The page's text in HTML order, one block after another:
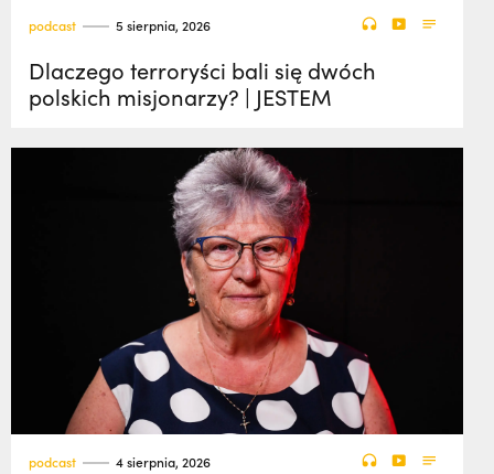
podcast 5 sierpnia, 2026
Dlaczego terroryści bali się dwóch
polskich misjonarzy? | JESTEM
podcast 4 sierpnia, 2026